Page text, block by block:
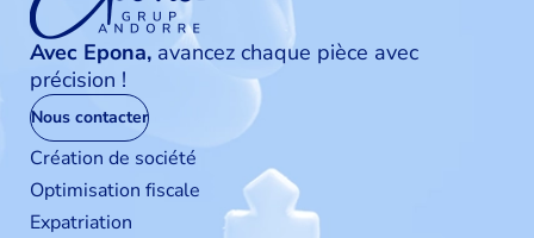
Avec Epona, avancez chaque pièce avec
précision !
Nous contacter
Création de société
Optimisation fiscale
Expatriation